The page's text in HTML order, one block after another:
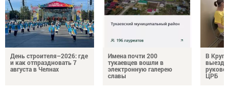
День строителя–2026: где
и как отпраздновать 7
августа в Челнах
Имена почти 200
тукаевцев вошли в
электронную галерею
славы
В
ЦРБ